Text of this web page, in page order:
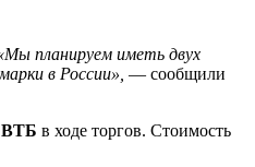
планируем иметь двух
в России», — сообщили
ВТБ в ходе торгов. Стоимость